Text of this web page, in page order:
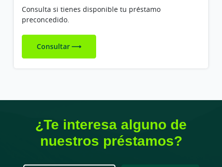
Consulta si tienes disponible tu préstamo
preconcedido.
Consultar
¿Te interesa alguno de
nuestros préstamos?